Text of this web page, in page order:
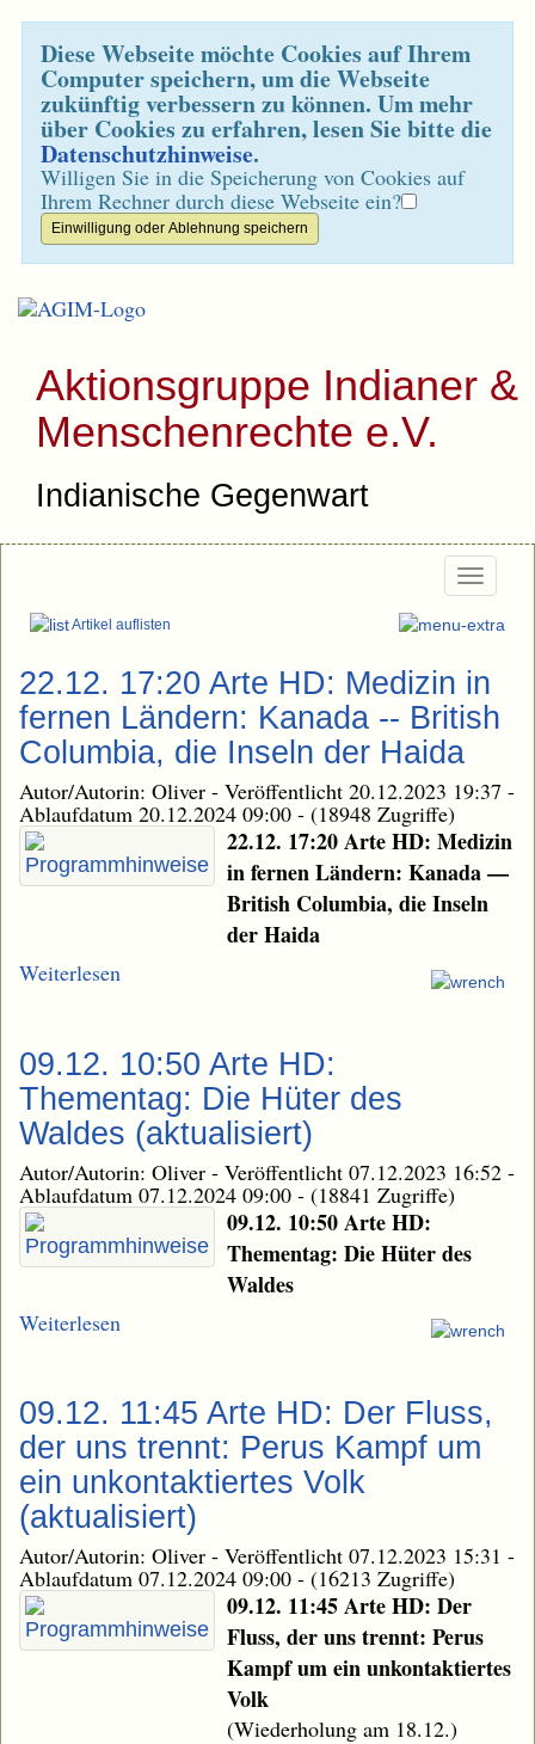
Diese Webseite möchte Cookies auf Ihrem
Computer speichern, um die Webseite
zukünftig verbessern zu können. Um mehr
über Cookies zu erfahren, lesen Sie bitte die
Datenschutzhinweise.
Willigen Sie in die Speicherung von Cookies auf
Ihrem Rechner durch diese Webseite ein?
Aktionsgruppe Indianer &
Menschenrechte e.V.
Indianische Gegenwart
Artikel auflisten
22.12. 17:20 Arte HD: Medizin in
fernen Ländern: Kanada -- British
Columbia, die Inseln der Haida
Autor/Autorin: Oliver - Veröffentlicht 20.12.2023 19:37 -
Ablaufdatum 20.12.2024 09:00 - (18948 Zugriffe)
22.12. 17:20 Arte HD: Medizin
in fernen Ländern: Kanada —
British Columbia, die Inseln
der Haida
Weiterlesen
09.12. 10:50 Arte HD:
Thementag: Die Hüter des
Waldes (aktualisiert)
Autor/Autorin: Oliver - Veröffentlicht 07.12.2023 16:52 -
Ablaufdatum 07.12.2024 09:00 - (18841 Zugriffe)
09.12. 10:50 Arte HD:
Thementag: Die Hüter des
Waldes
Weiterlesen
09.12. 11:45 Arte HD: Der Fluss,
der uns trennt: Perus Kampf um
ein unkontaktiertes Volk
(aktualisiert)
Autor/Autorin: Oliver - Veröffentlicht 07.12.2023 15:31 -
Ablaufdatum 07.12.2024 09:00 - (16213 Zugriffe)
09.12. 11:45 Arte HD: Der
Fluss, der uns trennt: Perus
Kampf um ein unkontaktiertes
Volk
(Wiederholung am 18.12.)